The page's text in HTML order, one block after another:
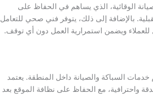
الوقائية، الذي يساهم في الحفاظ على
بالإضافة إلى ذلك، يتوفر فني صحي للتعامل
السباكة والصيانة داخل المنطقة. يعتمد
واحترافية، مع الحفاظ على نظافة الموقع بعد